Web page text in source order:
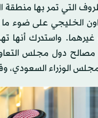
التي تمر بها منطقة
على ضوء ما
أو غيرهما. واستدرك
دول مجلس
الوزراء السعودي،